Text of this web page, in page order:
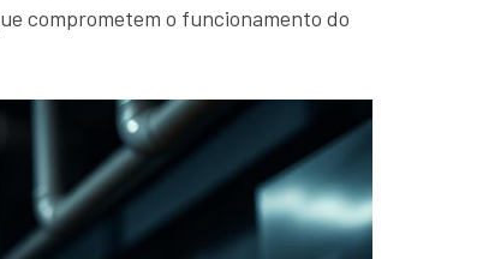
comprometem o funcionamento do